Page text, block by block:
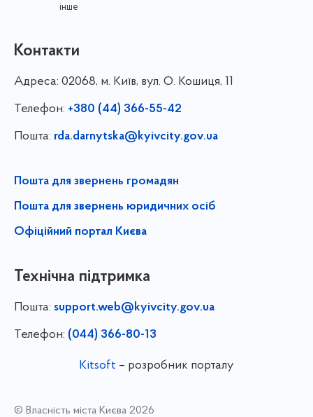
інше
Контакти
Адреса: 02068, м. Київ, вул. О. Кошиця, 11
Телефон: +380 (44) 366-55-42
Пошта: rda.darnytska@kyivcity.gov.ua
Пошта для звернень громадян
Пошта для звернень юридичних осіб
Офіційний портал Києва
Технічна підтримка
Пошта: support.web@kyivcity.gov.ua
Телефон: (044) 366-80-13
Kitsoft – розробник порталу
© Власність міста Києва 2026